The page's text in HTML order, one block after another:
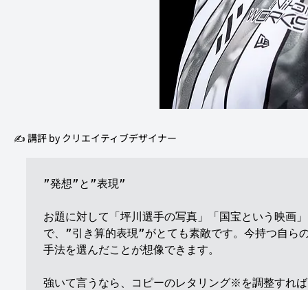
✍️ 講評 by クリエイティブデザイナー
”発想”と”表現”
お題に対して「坪川選手の写真」「国宝という映画
で、”引き算的表現”がとても素敵です。今持つ自ら
手法を選んだことが想像できます。
強いて言うなら、コピーのレタリング※を調整すれ